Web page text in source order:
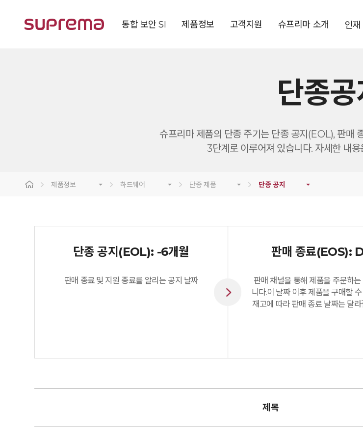
통합 보안 SI 제품정보 고객지원 슈프리마 소개 인
단종공
슈프리마 제품의 단종 주기는 단종 공지(EOL), 판매
3단계로 이루어져 있습니다. 자세한 내
제품정보 하드웨어 단종 제품 단종 공지
단종 공지(EOL): -6개월
판매 종료 및 지원 종료를 알리는 공지 날짜
판매 종료(EOS):
판매 채널을 통해 제품을 주문하
니다.이 날짜 이후 제품을 구매할
재고에 따라 판매 종료 날짜는 달
제목